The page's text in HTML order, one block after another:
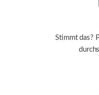
Stimmt das?